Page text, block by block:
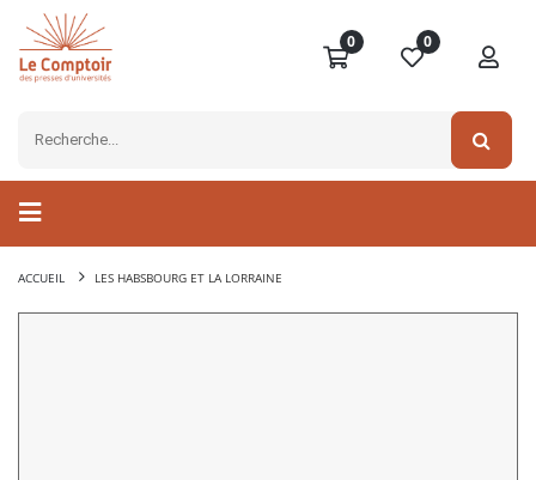
0 0
ACCUEIL LES HABSBOURG ET LA LORRAINE